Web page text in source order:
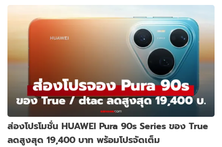
ส่องโปรโมชั่น HUAWEI Pura 90s Series ของ True
ลดสูงสุด 19,400 บาท พร้อมโปรจัดเต็ม